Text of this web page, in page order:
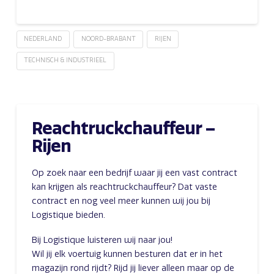
NEDERLAND NOORD-BRABANT RIJEN
TECHNISCH & INDUSTRIEEL
Reachtruckchauffeur –
Rijen
Op zoek naar een bedrijf waar jij een vast contract
kan krijgen als reachtruckchauffeur? Dat vaste
contract en nog veel meer kunnen wij jou bij
Logistique bieden.
Bij Logistique luisteren wij naar jou!
Wil jij elk voertuig kunnen besturen dat er in het
magazijn rond rijdt? Rijd jij liever alleen maar op de